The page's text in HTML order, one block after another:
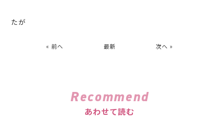
たが
« 前へ 最新 次へ »
Recommend
あわせて読む